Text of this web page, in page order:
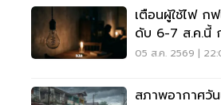
เตือนผู้ใช้ไฟ ก
ดับ 6-7 ส.ค.นี้
นนทบุรี-สมุทรปร
05 ส.ค. 2569 |
สภาพอากาศวั